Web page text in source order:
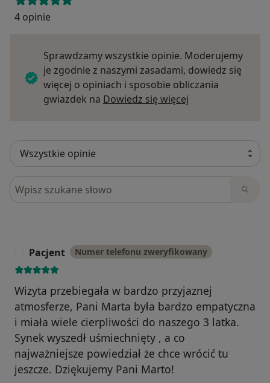
4 opinie
Sprawdzamy wszystkie opinie. Moderujemy
je zgodnie z naszymi zasadami, dowiedz się
więcej o opiniach i sposobie obliczania
gwiazdek na Dowiedz się więcej
Szukaj w opiniach
Pacjent Numer telefonu zweryfikowany
Wizyta przebiegała w bardzo przyjaznej
atmosferze, Pani Marta była bardzo empatyczna
i miała wiele cierpliwości do naszego 3 latka.
Synek wyszedł uśmiechnięty , a co
najważniejsze powiedział że chce wrócić tu
jeszcze. Dziękujemy Pani Marto!